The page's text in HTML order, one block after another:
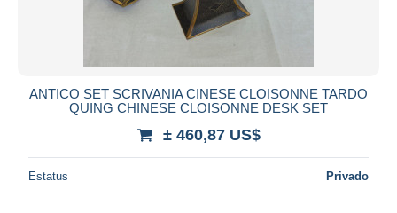
ANTICO SET SCRIVANIA CINESE CLOISONNE TARDO
QUING CHINESE CLOISONNE DESK SET
± 460,87 US$
Estatus Privado